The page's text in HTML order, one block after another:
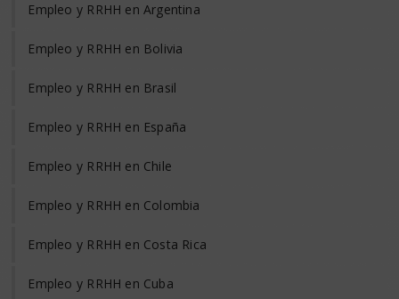
Empleo y RRHH en Argentina
Empleo y RRHH en Bolivia
Empleo y RRHH en Brasil
Empleo y RRHH en España
Empleo y RRHH en Chile
Empleo y RRHH en Colombia
Empleo y RRHH en Costa Rica
Empleo y RRHH en Cuba